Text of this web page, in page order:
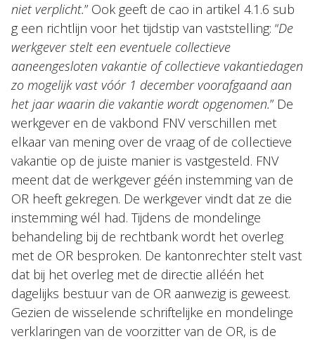
niet verplicht.” Ook geeft de cao in artikel 4.1.6 sub
g een richtlijn voor het tijdstip van vaststelling: “De
werkgever stelt een eventuele collectieve
aaneengesloten vakantie of collectieve vakantiedagen
zo mogelijk vast vóór 1 december voorafgaand aan
het jaar waarin die vakantie wordt opgenomen.” De
werkgever en de vakbond FNV verschillen met
elkaar van mening over de vraag of de collectieve
vakantie op de juiste manier is vastgesteld. FNV
meent dat de werkgever géén instemming van de
OR heeft gekregen. De werkgever vindt dat ze die
instemming wél had. Tijdens de mondelinge
behandeling bij de rechtbank wordt het overleg
met de OR besproken. De kantonrechter stelt vast
dat bij het overleg met de directie alléén het
dagelijks bestuur van de OR aanwezig is geweest.
Gezien de wisselende schriftelijke en mondelinge
verklaringen van de voorzitter van de OR, is de